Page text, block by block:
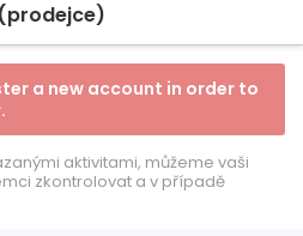
a new account in order to
aktivitami, můžeme vaši
zkontrolovat a v případě